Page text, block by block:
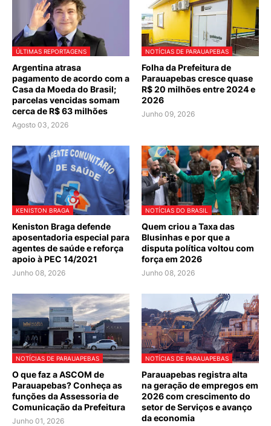
ÚLTIMAS REPORTAGENS
Argentina atrasa
pagamento de acordo com a
Casa da Moeda do Brasil;
parcelas vencidas somam
cerca de R$ 63 milhões
Agosto 03, 2026
NOTÍCIAS DE PARAUAPEBAS
Folha da Prefeitura de
Parauapebas cresce quase
R$ 20 milhões entre 2024 e
2026
Junho 09, 2026
KENISTON BRAGA
Keniston Braga defende
aposentadoria especial para
agentes de saúde e reforça
apoio à PEC 14/2021
Junho 08, 2026
NOTÍCIAS DO BRASIL
Quem criou a Taxa das
Blusinhas e por que a
disputa política voltou com
força em 2026
Junho 08, 2026
NOTÍCIAS DE PARAUAPEBAS
O que faz a ASCOM de
Parauapebas? Conheça as
funções da Assessoria de
Comunicação da Prefeitura
Junho 01, 2026
NOTÍCIAS DE PARAUAPEBAS
Parauapebas registra alta
na geração de empregos em
2026 com crescimento do
setor de Serviços e avanço
da economia